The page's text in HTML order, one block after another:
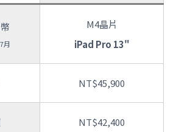
月
M4晶片
iPad Pro 13"
NT$45,900
NT$42,400